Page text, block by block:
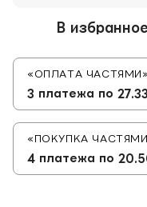
В избранное
«ОПЛАТА
3 платежа по
«ПОКУПКА
4 платежа по